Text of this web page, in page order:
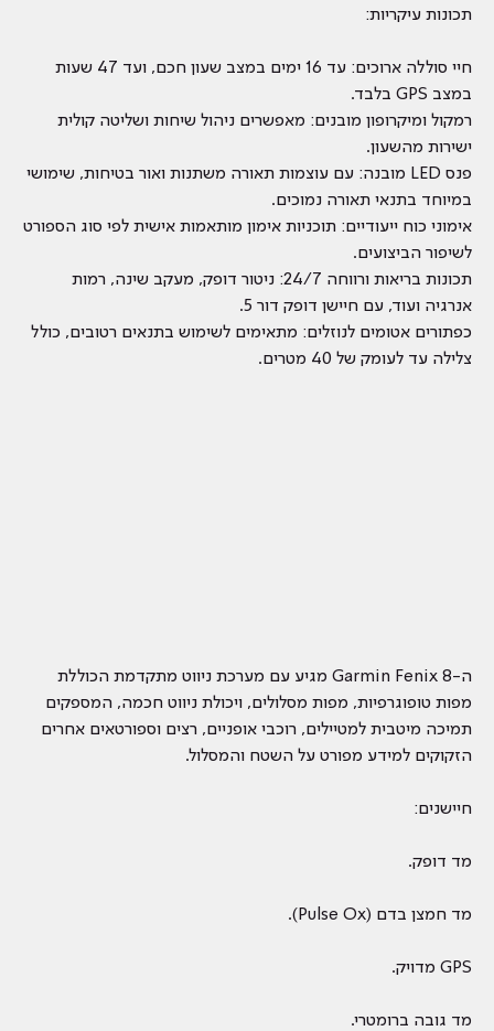
תכונות עיקריות:
חיי סוללה ארוכים: עד 16 ימים במצב שעון חכם, ועד 47 שעות
במצב GPS בלבד.
רמקול ומיקרופון מובנים: מאפשרים ניהול שיחות ושליטה קולית
ישירות מהשעון.
פנס LED מובנה: עם עוצמות תאורה משתנות ואור בטיחות, שימושי
במיוחד בתנאי תאורה נמוכים.
אימוני כוח ייעודיים: תוכניות אימון מותאמות אישית לפי סוג הספורט
לשיפור הביצועים.
תכונות בריאות ורווחה 24/7: ניטור דופק, מעקב שינה, רמות
אנרגיה ועוד, עם חיישן דופק דור 5.
כפתורים אטומים לנוזלים: מתאימים לשימוש בתנאים רטובים, כולל
צלילה עד לעומק של 40 מטרים.
ה-Garmin Fenix 8 מגיע עם מערכת ניווט מתקדמת הכוללת
מפות טופוגרפיות, מפות מסלולים, ויכולת ניווט חכמה, המספקים
תמיכה מיטבית למטיילים, רוכבי אופניים, רצים וספורטאים אחרים
הזקוקים למידע מפורט על השטח והמסלול.
חיישנים:
מד דופק.​
מד חמצן בדם (Pulse Ox).​
GPS מדויק.​
מד גובה ברומטרי.​